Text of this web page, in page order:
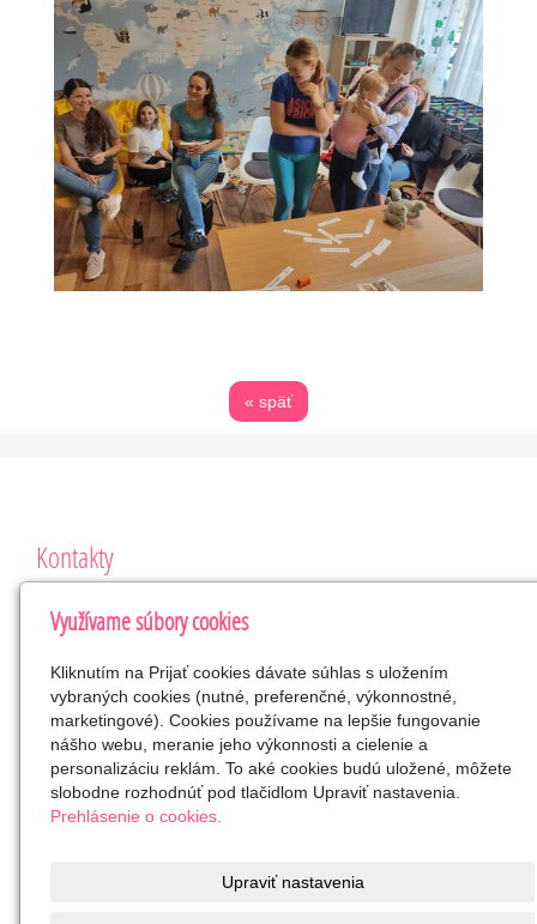
« späť
Kontakty
Roľnícka 280, 831 07 Bratislava
42265088
SK2023813330
klubrodicov.vajnory@gmail.com
0905 418 507
Facebook
občianske združenie
Využívame súbory cookies
Kliknutím na Prijať cookies dávate súhlas s uložením
vybraných cookies (nutné, preferenčné, výkonnostné,
marketingové). Cookies používame na lepšie fungovanie
nášho webu, meranie jeho výkonnosti a cielenie a
personalizáciu reklám. To aké cookies budú uložené, môžete
slobodne rozhodnúť pod tlačidlom Upraviť nastavenia.
Prehlásenie o cookies.
Upraviť nastavenia